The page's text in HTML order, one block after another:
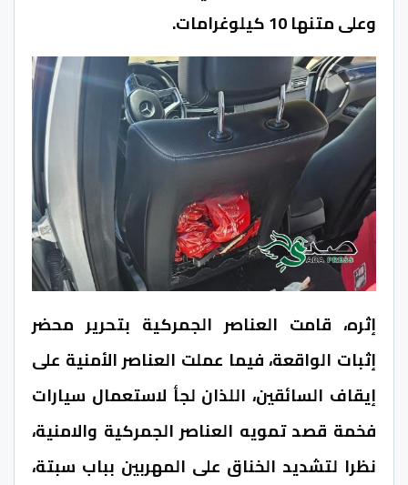
وعلى متنها 10 كيلوغرامات.
إثره، قامت العناصر الجمركية بتحرير محضر
إثبات الواقعة، فيما عملت العناصر الأمنية على
إيقاف السائقين، اللذان لجأ لاستعمال سيارات
فخمة قصد تمويه العناصر الجمركية والامنية،
نظرا لتشديد الخناق على المهربين بباب سبتة،